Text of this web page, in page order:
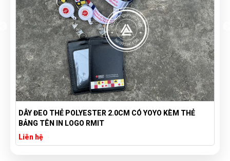
DÂY ĐEO THẺ POLYESTER 2.0CM CÓ YOYO KÈM THẺ
BẢNG TÊN IN LOGO RMIT
Liên hệ